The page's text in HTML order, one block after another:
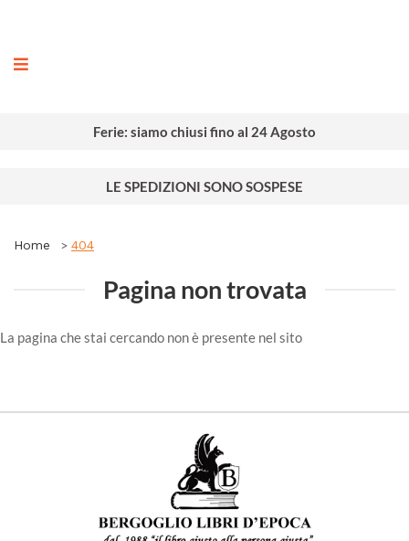
Ferie: siamo chiusi fino al 24 Agosto
LE SPEDIZIONI SONO SOSPESE
Home 404
Pagina non trovata
La pagina che stai cercando non è presente nel sito